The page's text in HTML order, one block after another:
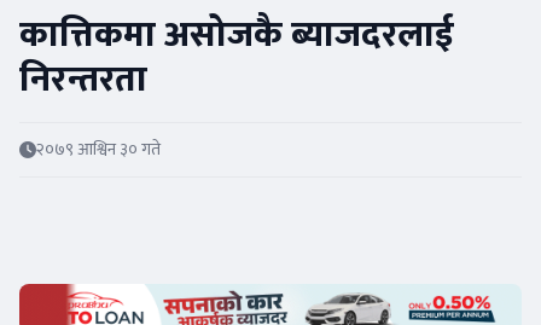
कात्तिकमा असोजकै ब्याजदरलाई
निरन्तरता
२०७९ आश्विन ३० गते